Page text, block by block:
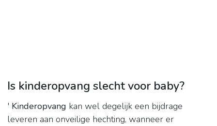
Is kinderopvang slecht voor baby?
' Kinderopvang kan wel degelijk een bijdrage
leveren aan onveilige hechting, wanneer er